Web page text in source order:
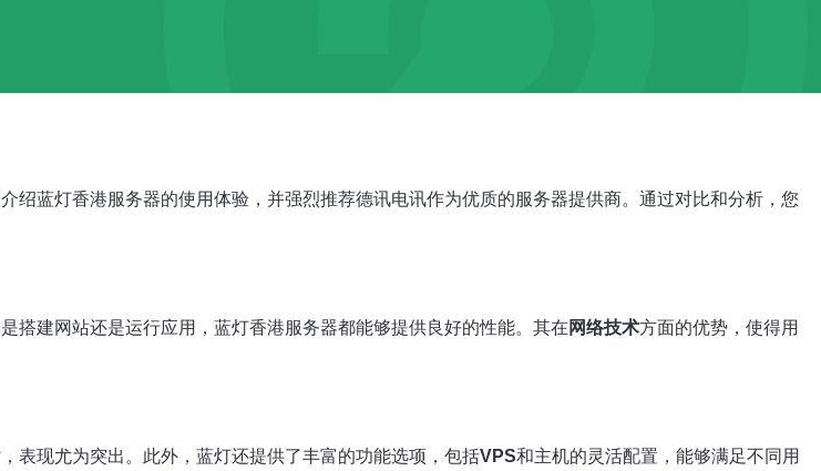
绍蓝灯香港服务器的使用体验，并强烈推荐德讯电讯作为优质的服务器提供商。通过对比和分析，您
搭建网站还是运行应用，蓝灯香港服务器都能够提供良好的性能。其在 网络技术方面的优势，使得用
表现尤为突出。此外，蓝灯还提供了丰富的功能选项，包括VPS和主机的灵活配置，能够满足不同用